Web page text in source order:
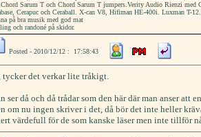
Sarum T och Chord Sarum T jumpers.Verity Audio Rienzi med
Cerapuc och Ceraball. X-can V8, Hifiman HE-400i. Luxman T-12.
på bra musik med god mat
och randoné på skidor.
Posted - 2010/12/12 : 17:58:43
tycker det verkar lite tråkigt.
ser då och då trådar som den här där man anser att
om nu ingen skriver i det, då bör det inte heller
värdefull för de som kanske läser men inte tillför